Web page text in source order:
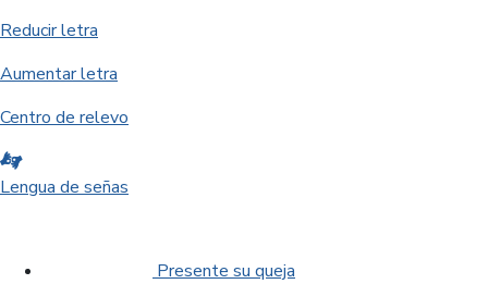
Reducir letra
Aumentar letra
Centro de relevo
Lengua de señas
Presente su queja